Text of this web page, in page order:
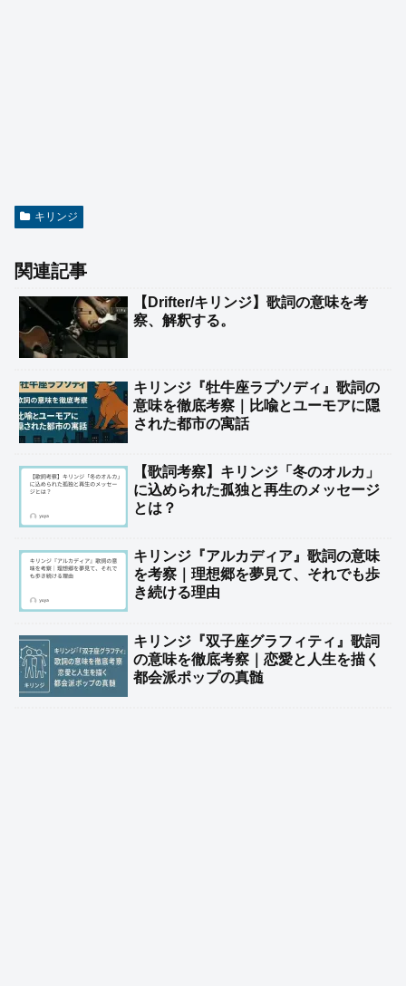
キリンジ
関連記事
【Drifter/キリンジ】歌詞の意味を考
察、解釈する。
キリンジ『牡牛座ラプソディ』歌詞の
意味を徹底考察｜比喩とユーモアに隠
された都市の寓話
【歌詞考察】キリンジ「冬のオルカ」
に込められた孤独と再生のメッセージ
とは？
キリンジ『アルカディア』歌詞の意味
を考察｜理想郷を夢見て、それでも歩
き続ける理由
キリンジ『双子座グラフィティ』歌詞
の意味を徹底考察｜恋愛と人生を描く
都会派ポップの真髄